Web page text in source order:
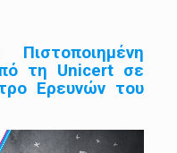
Πιστοποιημένη
τη Unicert σε
Ερευνών του